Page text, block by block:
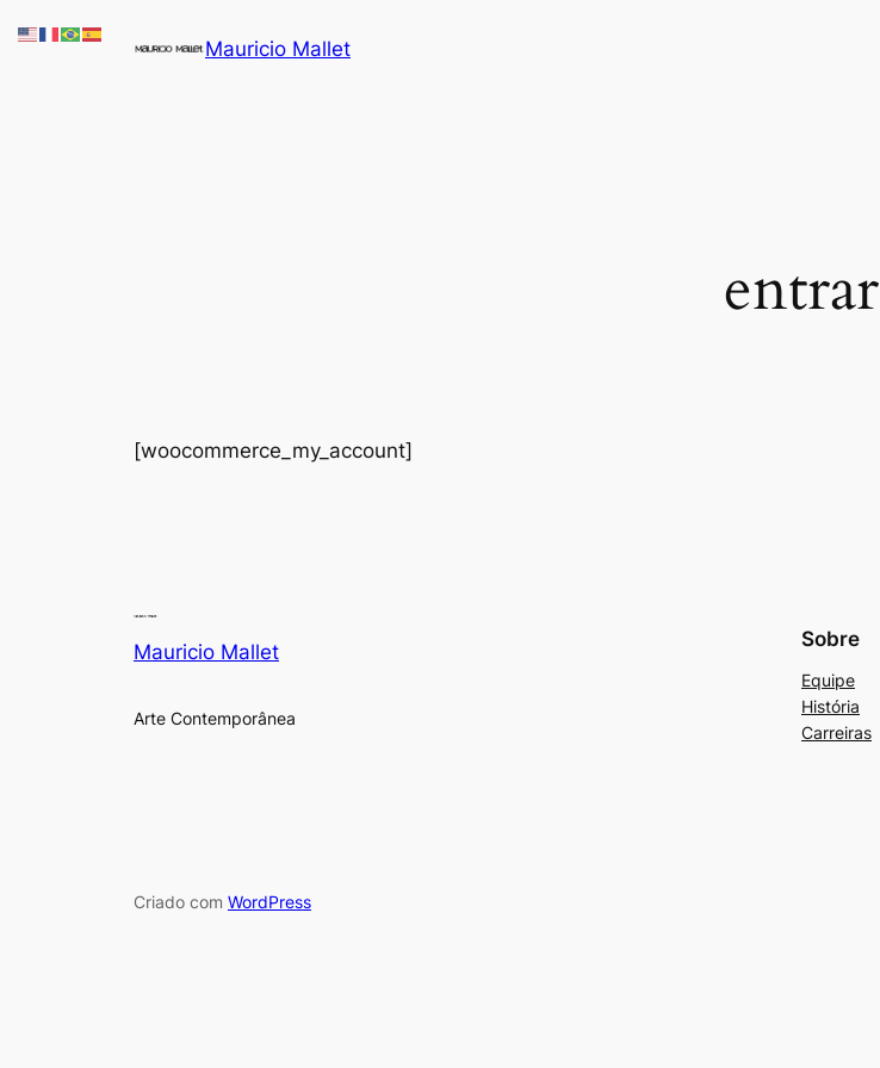
Pular
Mauricio Mallet
entrar
[woocommerce_my_account]
Mauricio Mallet
Arte Contemporânea
Sobre
Equipe
História
Carreiras
Criado com WordPress